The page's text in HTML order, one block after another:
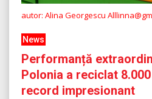
autor: Alina Georgescu
News
Performanță
Polonia a reciclat
record impresionant